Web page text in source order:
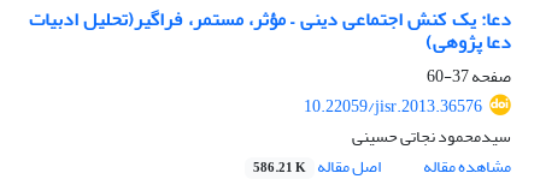
دعا: یک کنش اجتماعی دینی – مؤثر، مستمر، فراگیر(تحلیل ادبیات
دعا پژوهی)
صفحه37-60
10.22059/jisr.2013.36576
سیدمحمود نجاتی حسینی
مشاهده مقاله
اصل مقاله 586.21 K